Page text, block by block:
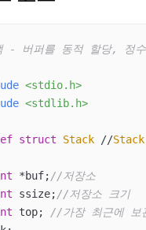
- 버퍼를 동적 할당, 정
<stdio.h>
<stdlib.h>
struct Stack //Stack
*buf; //저장소
ssize; //저장소 크기
top;
//가장 최근에 보